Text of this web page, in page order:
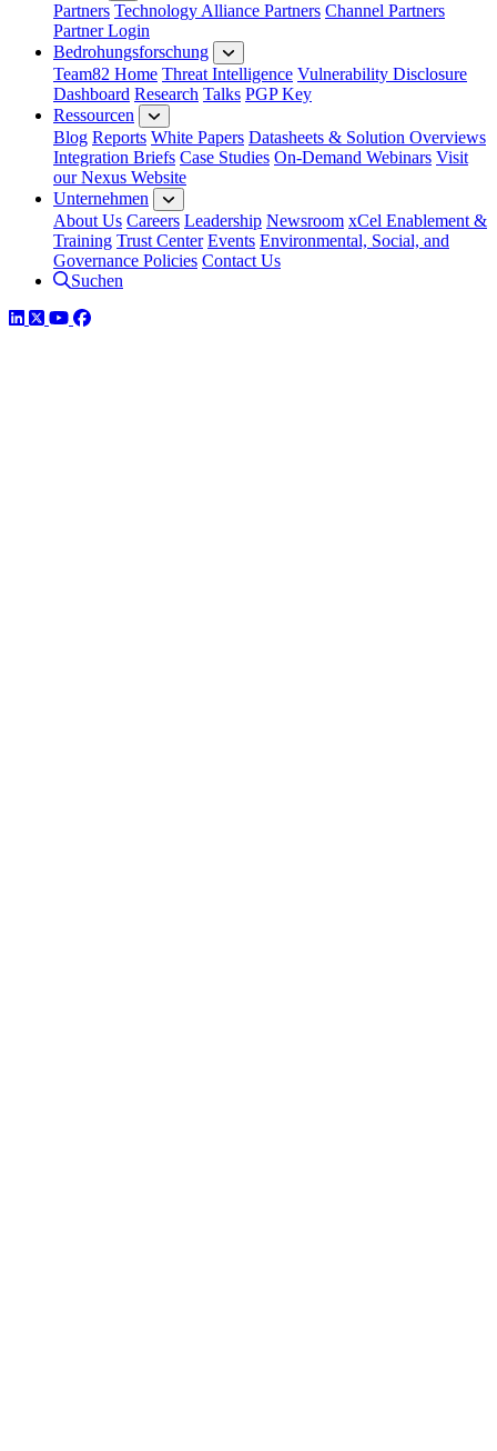
Partners Technology Alliance Partners Channel Partners
Partner Login
Bedrohungsforschung
Team82 Home Threat Intelligence Vulnerability Disclosure
Dashboard Research Talks PGP Key
Ressourcen
Blog Reports White Papers Datasheets & Solution Overviews
Integration Briefs Case Studies On-Demand Webinars Visit
our Nexus Website
Unternehmen
About Us Careers Leadership Newsroom xCel Enablement &
Training Trust Center Events Environmental, Social, and
Governance Policies Contact Us
Suchen
LinkedIn
TwitterYouTube
Facebook